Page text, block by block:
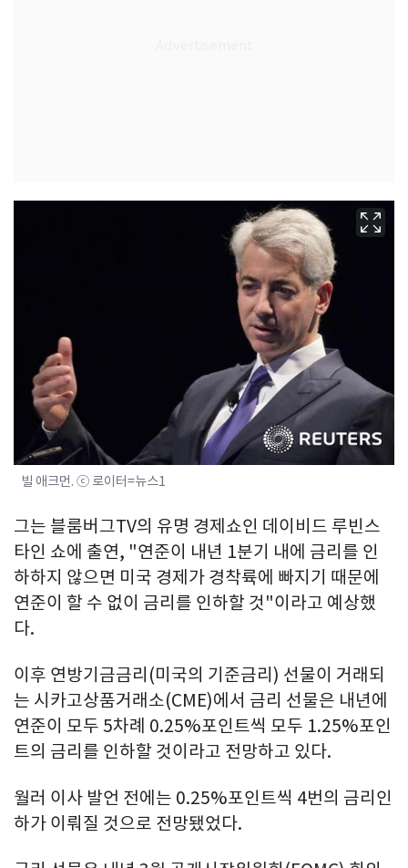
빌 애크먼. ⓒ 로이터=뉴스1
그는 블룸버그TV의 유명 경제쇼인 데이비드 루빈스
타인 쇼에 출연, "연준이 내년 1분기 내에 금리를 인
하하지 않으면 미국 경제가 경착륙에 빠지기 때문에
연준이 할 수 없이 금리를 인하할 것"이라고 예상했
다.
이후 연방기금금리(미국의 기준금리) 선물이 거래되
는 시카고상품거래소(CME)에서 금리 선물은 내년에
연준이 모두 5차례 0.25%포인트씩 모두 1.25%포인
트의 금리를 인하할 것이라고 전망하고 있다.
월러 이사 발언 전에는 0.25%포인트씩 4번의 금리인
하가 이뤄질 것으로 전망됐었다.